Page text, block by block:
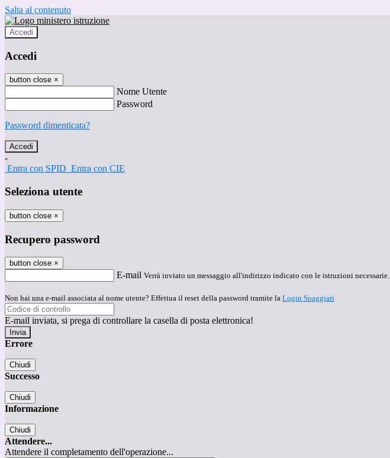
Salta al contenuto
Accedi
Accedi
button close ×
Nome Utente
Password
Password dimenticata?
-
Entra con SPID Entra con CIE
Seleziona utente
button close ×
Recupero password
button close ×
E-mail Verrà inviato un messaggio all'indirizzo indicato con le istruzioni necessarie.
Non hai una e-mail associata al nome utente? Effettua il reset della password tramite la Login Spaggiari
E-mail inviata, si prega di controllare la casella di posta elettronica!
Errore
Chiudi
Successo
Chiudi
Informazione
Chiudi
Attendere...
Attendere il completamento dell'operazione...